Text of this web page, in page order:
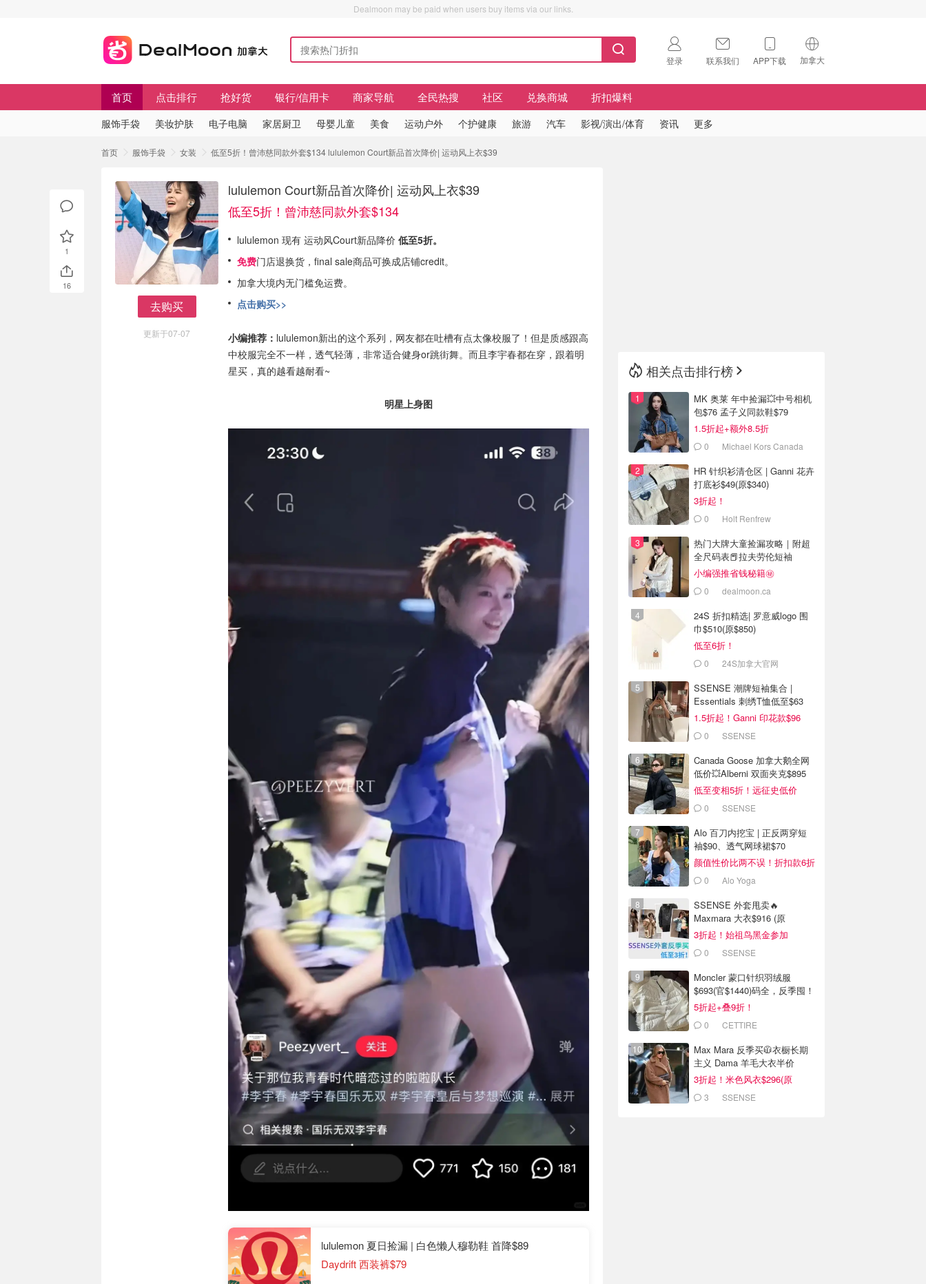
Dealmoon may be paid when users buy items via our links.
登录 联系我们 APP下载 加拿大
🇺🇸
首页 点击排行 抢好货 银行/信用卡 商家导航 全民热搜 社区 兑换商城 折扣爆料
服饰手袋 美妆护肤 电子电脑 家居厨卫 母婴儿童 美食 运动户外 个护健康 旅游 汽车 影视/演出/体育 资讯 更多
首页 服饰手袋 女装 低至5折！曾沛慈同款外套$134 lululemon Court新品首次降价| 运动风上衣$39
去购买
更新于07-07
lululemon Court新品首次降价| 运动风上衣$39
低至5折！曾沛慈同款外套$134
lululemon 现有 运动风Court新品降价 低至5折。
免费门店退换货，final sale商品可换成店铺credit。
加拿大境内无门槛免运费。
点击购买>>
小编推荐： lululemon新出的这个系列，网友都在吐槽有点太像校服了！但是质感跟高
中校服完全不一样，透气轻薄，非常适合健身or跳街舞。而且李宇春都在穿，跟着明
星买，真的越看越耐看~
明星上身图
lululemon 夏日捡漏 | 白色懒人穆勒鞋 首降$89
Daydrift 西装裤$79
1
16
相关点击排行榜
MK 奥莱 年中捡漏💥中号相机
包$76 孟子义同款鞋$79
1.5折起+额外8.5折
0 Michael Kors Canada
HR 针织衫清仓区 | Ganni 花卉
打底衫$49(原$340)
3折起！
0 Holt Renfrew
热门大牌大童捡漏攻略｜附超
全尺码表📕拉夫劳伦短袖
$26.99
小编强推省钱秘籍㊙️
0 dealmoon.ca
24S 折扣精选| 罗意威logo 围
巾$510(原$850)
低至6折！
0 24S加拿大官网
SSENSE 潮牌短袖集合 |
Essentials 刺绣T恤低至$63
1.5折起！Ganni 印花款$96
0 SSENSE
Canada Goose 加拿大鹅全网
低价💥Alberni 双面夹克$895
低至变相5折！远征史低价
0 SSENSE
Alo 百刀内挖宝 | 正反两穿短
袖$90、透气网球裙$70
颜值性价比两不误！折扣款6折
起 0 Alo Yoga
SSENSE 外套甩卖🔥
Maxmara 大衣$916 (原
$2130）
3折起！始祖鸟黑金参加
0 SSENSE
Moncler 蒙口针织羽绒服
$693(官$1440)码全，反季囤！
5折起+叠9折！
0 CETTIRE
Max Mara 反季买🧥衣橱长期
主义 Dama 羊毛大衣半价
3折起！米色风衣$296(原
$1095）
3 SSENSE